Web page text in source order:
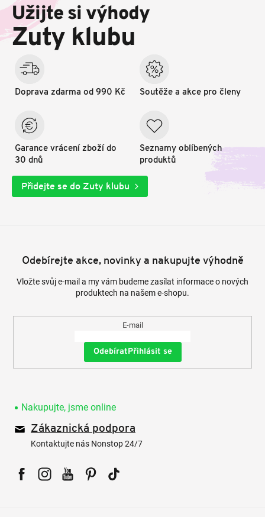
a
í
Užijte si výhody
Zuty klubu
Doprava zdarma od 990 Kč
Garance vrácení zboží do
30 dnů
Soutěže a akce pro členy
Seznamy oblíbených
produktů
Přidejte se do Zuty klubu
Odebírejte akce, novinky a nakupujte výhodně
Vložte svůj e-mail a my vám budeme zasílat informace o nových
produktech na našem e-shopu.
E-mail
Přihlásit se
Nakupujte, jsme online
Zákaznická podpora
Kontaktujte nás Nonstop 24/7